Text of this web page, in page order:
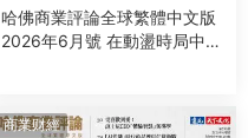
哈佛商業評論全球繁體中文版
2026年6月號 在動盪時局中破
商業财經